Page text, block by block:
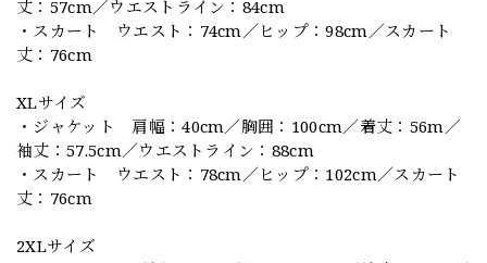
丈：57cm／ウエストライン：84cm
・スカート ウエスト：74cm／ヒップ：98cm／スカート
丈：76cm
XLサイズ
・ジャケット 肩幅：40cm／胸囲：100cm／着丈：56m／
袖丈：57.5cm／ウエストライン：88cm
・スカート ウエスト：78cm／ヒップ：102cm／スカート
丈：76cm
2XLサイズ